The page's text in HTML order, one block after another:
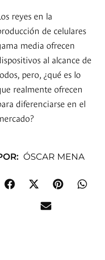
reyes en la
de celulares
media ofrecen
al alcance de
pero, ¿qué es lo
realmente ofrecen
diferenciarse en el
ÓSCAR MENA